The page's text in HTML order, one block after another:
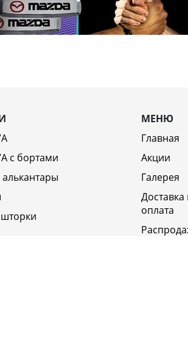
c бортами
МЕНЮ
Главная
Акции
Галерея
Доставка
оплата